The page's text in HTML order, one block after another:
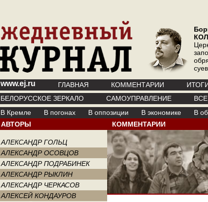
www.ej.ru ГЛАВНАЯ КОММЕНТАРИИ
БЕЛОРУССКОЕ ЗЕРКАЛО
САМОУПРАВЛЕНИЕ
В Кремле
В погонах В оппозиции В экономике В
АВТОРЫ
АЛЕКСАНДР ГОЛЬЦ
АЛЕКСАНДР ОСОВЦОВ
АЛЕКСАНДР ПОДРАБИНЕК
АЛЕКСАНДР РЫКЛИН
АЛЕКСАНДР ЧЕРКАСОВ
АЛЕКСЕЙ КОНДАУРОВ
КОММЕНТАРИИ